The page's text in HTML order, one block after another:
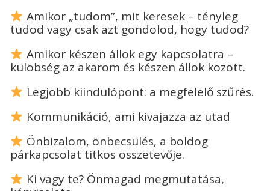
Amikor „tudom”, mit keresek – tényleg
tudod vagy csak azt gondolod, hogy tudod?
Amikor készen állok egy kapcsolatra –
külöbség az akarom és készen állok között.
Legjobb kiindulópont: a megfelelő szűrés.
Kommunikáció, ami kivajazza az utad
Önbizalom, önbecsülés, a boldog
párkapcsolat titkos összetevője.
Ki vagy te? Önmagad megmutatása,